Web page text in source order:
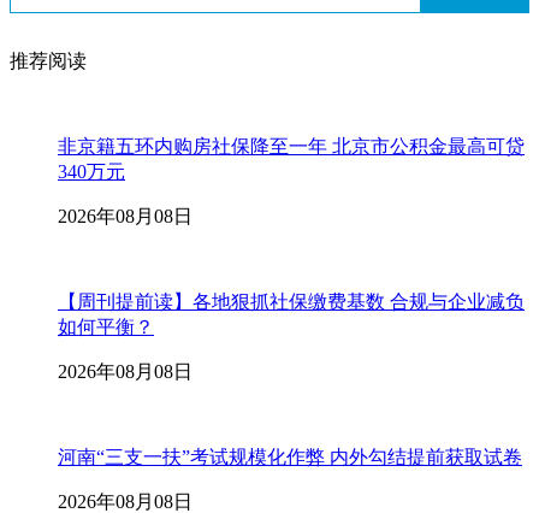
推荐阅读
非京籍五环内购房社保降至一年 北京市公积金最高可贷
340万元
2026年08月08日
【周刊提前读】各地狠抓社保缴费基数 合规与企业减负
如何平衡？
2026年08月08日
河南“三支一扶”考试规模化作弊 内外勾结提前获取试卷
2026年08月08日